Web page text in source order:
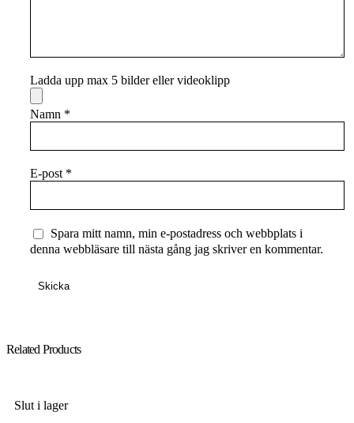
Ladda upp max 5 bilder eller videoklipp
Namn *
E-post *
Spara mitt namn, min e-postadress och webbplats i
denna webbläsare till nästa gång jag skriver en kommentar.
Related Products
Slut i lager